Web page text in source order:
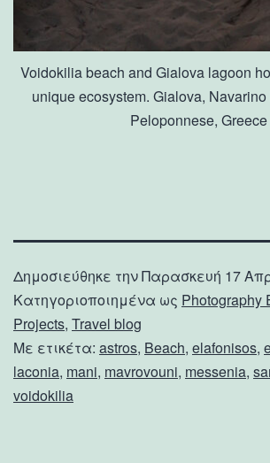
Voidokilia beach and Gialova lagoon
unique ecosystem. Gialova,
Peloponnese, Greece
Δημοσιεύθηκε τηνΠαρασκευή 17
Κατηγοριοποιημένα ως Photography
Projects, Travel blog
Με ετικέτα: astros, Beach, elafonisos,
laconia, mani, mavrovouni, messenia,
voidokilia